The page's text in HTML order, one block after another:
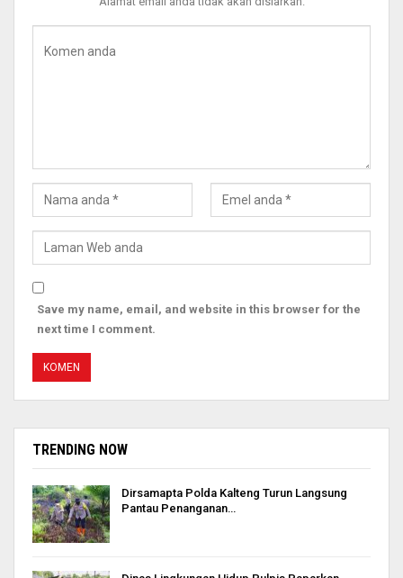
Save my name, email, and website in this browser for the
next time I comment.
TRENDING NOW
Dirsamapta Polda Kalteng Turun Langsung
Pantau Penanganan…